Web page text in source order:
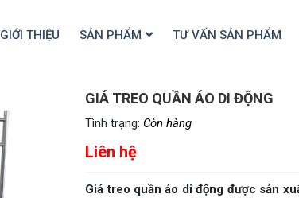
GIỚI THIỆU SẢN PHẨM TƯ VẤN SẢN PHẨM
GIÁ TREO QUẦN ÁO DI ĐỘNG
Tình trạng: Còn hàng
Liên hệ
Giá treo quần áo di động được sản